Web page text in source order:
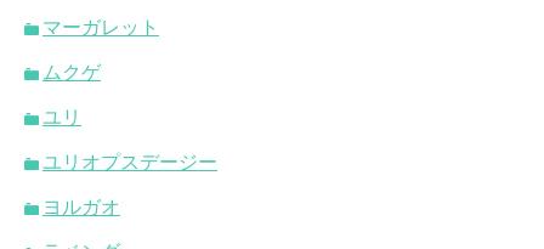
マーガレット
ムクゲ
ユリ
ユリオプスデージー
ヨルガオ